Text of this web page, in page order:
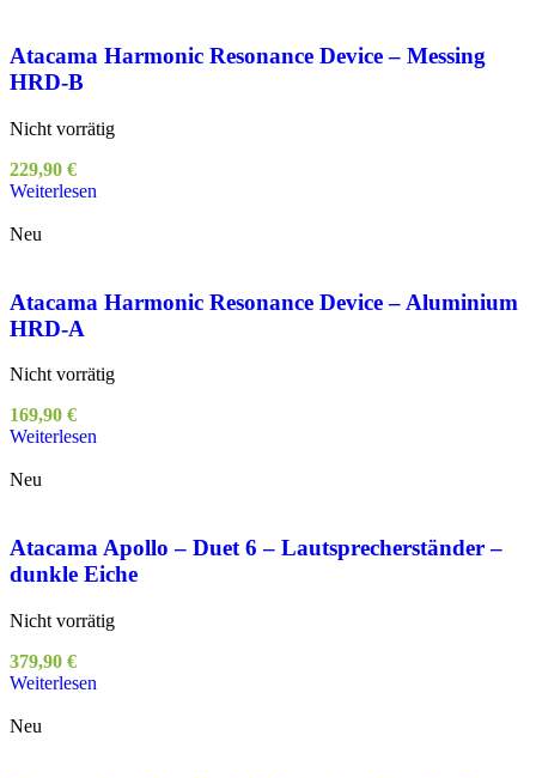
Atacama Harmonic Resonance Device – Messing
HRD-B
Nicht vorrätig
229,90 €
Weiterlesen
Neu
Atacama Harmonic Resonance Device – Aluminium
HRD-A
Nicht vorrätig
169,90 €
Weiterlesen
Neu
Atacama Apollo – Duet 6 – Lautsprecherständer –
dunkle Eiche
Nicht vorrätig
379,90 €
Weiterlesen
Neu